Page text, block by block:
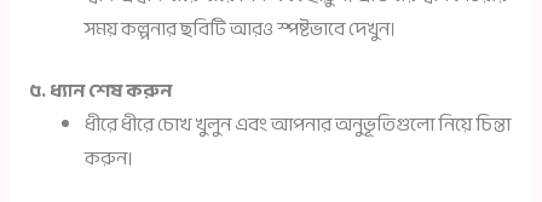
সময় কল্পনার ছবিটি আরও স্পষ্টভাবে দেখুন।
৫. ধ্যান শেষ করুন
ধীরে ধীরে চোখ খুলুন এবং আপনার অনুভূতিগুলো নিয়ে চিন্তা
করুন।